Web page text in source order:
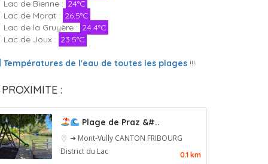
Lac de Bienne : 24°C
Lac de Morat : 26.5°C
Lac de la Gruyère : 24.4°C
Lac de Joux : 23.5°C
Températures de l'eau de toutes les plages!!!
:
Plage de Praz &#..
➔ Mont-Vully CANTON FRIBOURG
District du Lac
0.1 km